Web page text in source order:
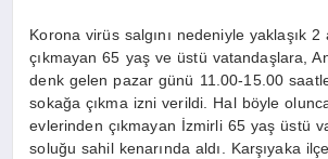
Korona virüs salgını nedeniyle yaklaşık 2
çıkmayan 65 yaş ve üstü vatandaşlara,
denk gelen pazar günü 11.00-15.00
sokağa çıkma izni verildi. Hal böyle
evlerinden çıkmayan İzmirli 65 yaş üstü
soluğu sahil kenarında aldı. Karşıyaka